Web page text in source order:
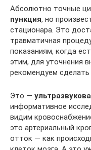
Абсолютно точные
пункция, но
стационара. Это
травматичная
показаниям, когда
этим, для уточнения
рекомендуем
Это —
информативное
видим
это артериальный
отток — как